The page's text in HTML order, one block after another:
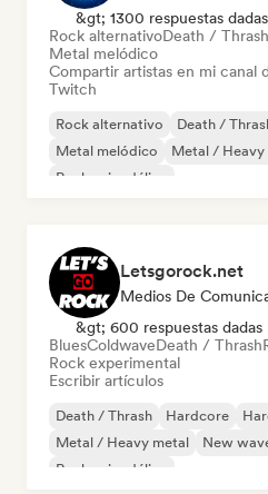
&gt; 1300 respuestas dadas
Rock alternativoDeath / Thrash
Metal melódico
Compartir artistas en mi canal
Twitch
Rock alternativo Death /
Metal melódico
Metal / Heavy
Rock psicodélico
Letsgorock.net
Medios De
&gt; 600 respuestas dadas
BluesColdwaveDeath / Thrash
Rock experimental
Escribir artículos
Death / Thrash Hardcore
Metal / Heavy metal
New
Rock psicodélico